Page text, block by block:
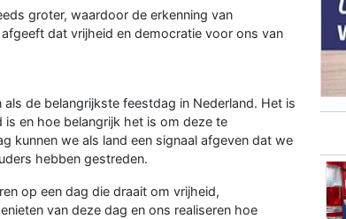
groter, waardoor de erkenning van
dat vrijheid en democratie voor ons van
de belangrijkste feestdag in Nederland. Het is
en hoe belangrijk het is om deze te
kunnen we als land een signaal afgeven dat we
hebben gestreden.
op een dag die draait om vrijheid,
van deze dag en ons realiseren hoe